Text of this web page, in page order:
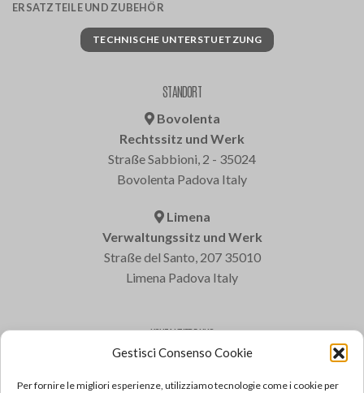
Gestisci Consenso Cookie
Per fornire le migliori esperienze, utilizziamo tecnologie come i cookie per
ERSATZTEILE UND ZUBEHÖR
TECHNISCHE UNTERSTUETZUNG
STANDORT
Bovolenta
Rechtssitz und Werk
Straße Sabbioni, 2 - 35024
Bovolenta Padova Italy
Limena
Verwaltungssitz und Werk
Straße del Santo, 207 35010
Limena Padova Italy
KONTAKTIERE UNS
Varem S.p.a.
Tel: +39 049 8840322